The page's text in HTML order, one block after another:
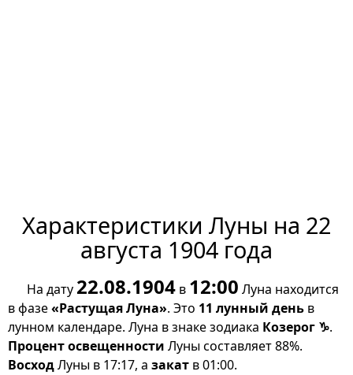
Характеристики Луны на 22
августа 1904 года
На дату 22.08.1904 в 12:00 Луна находится
в фазе«Растущая Луна». Это 11 лунный день в
лунном календаре. Луна в знаке зодиака Козерог ♑.
Процент освещенности Луны составляет 88%.
ВосходЛуны в 17:17, а закат в 01:00.